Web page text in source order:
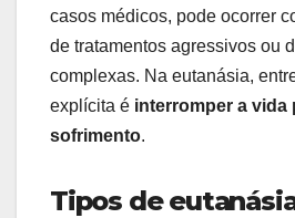
casos médicos, pode ocorrer
de tratamentos agressivos ou
complexas. Na eutanásia,
explícita é interromper a vida
sofrimento.
Tipos de